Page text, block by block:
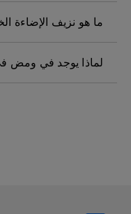
ما هو نزيف الإضاءة
لماذا يوجد في ومض